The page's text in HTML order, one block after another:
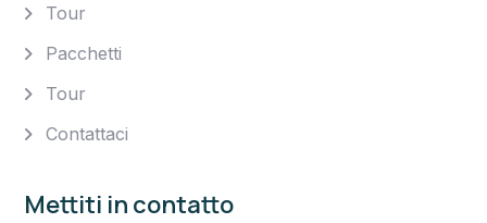
Tour
Pacchetti
Tour
Contattaci
Mettiti in contatto